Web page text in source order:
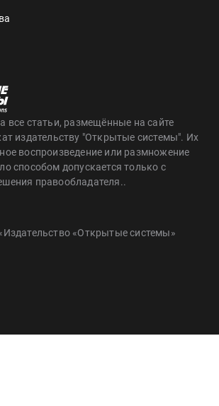
все статьи, размещённые на сайте
издательству "Открытые системы". Их
воспроизведение или размножение
способом допускается только с
правообладателя..
«Открытые системы»